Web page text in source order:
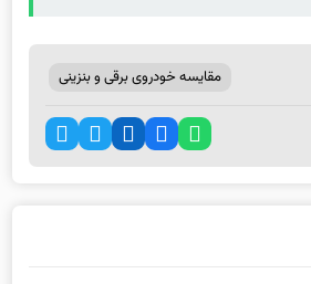
اطلاعات شخصی از نتایج جستجو را ارتقا